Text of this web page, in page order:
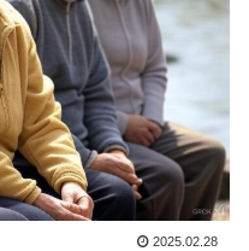
2025.02.28